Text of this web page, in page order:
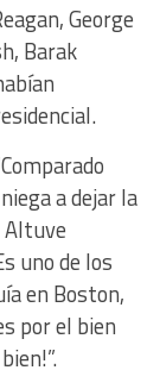
George
Barak
a dejar la
Altuve
uno de los
en Boston,
por el bien